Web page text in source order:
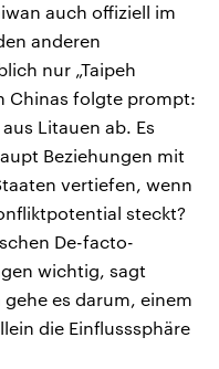
auch offiziell im
anderen
nur „Taipeh
Chinas folgte prompt:
Litauen ab. Es
Beziehungen mit
vertiefen, wenn
steckt?
De-facto-
wichtig, sagt
es darum, einem
die Einflusssphäre